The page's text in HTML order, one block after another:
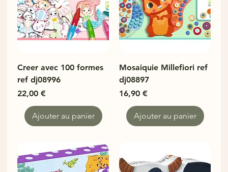
Creer avec 100 formes
ref dj08996
Prix
22,00 €
Ajouter au panier
Mosaiquie Millefiori ref
dj08897
Prix
16,90 €
Ajouter au panier